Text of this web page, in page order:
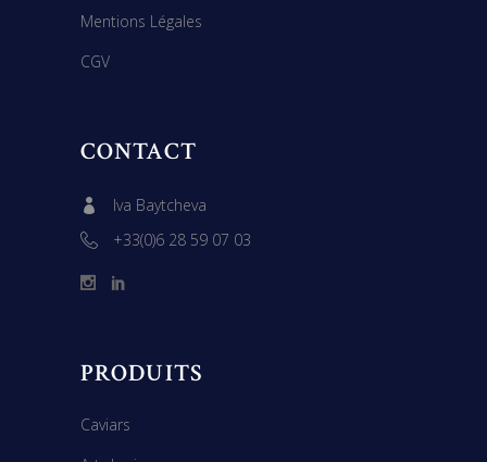
Mentions Légales
CGV
CONTACT
Iva Baytcheva
+33(0)6 28 59 07 03
PRODUITS
Caviars